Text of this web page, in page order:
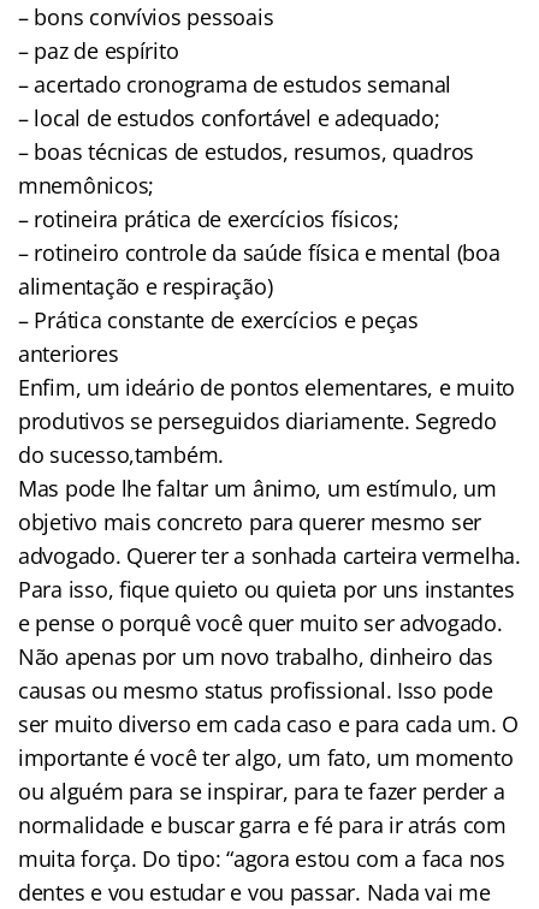
– bons convívios pessoais
– paz de espírito
– acertado cronograma de estudos semanal
– local de estudos confortável e adequado;
– boas técnicas de estudos, resumos, quadros
mnemônicos;
– rotineira prática de exercícios físicos;
– rotineiro controle da saúde física e mental (boa
alimentação e respiração)
– Prática constante de exercícios e peças
anteriores
Enfim, um ideário de pontos elementares, e muito
produtivos se perseguidos diariamente. Segredo
do sucesso,também.
Mas pode lhe faltar um ânimo, um estímulo, um
objetivo mais concreto para querer mesmo ser
advogado. Querer ter a sonhada carteira vermelha.
Para isso, fique quieto ou quieta por uns instantes
e pense o porquê você quer muito ser advogado.
Não apenas por um novo trabalho, dinheiro das
causas ou mesmo status profissional. Isso pode
ser muito diverso em cada caso e para cada um. O
importante é você ter algo, um fato, um momento
ou alguém para se inspirar, para te fazer perder a
normalidade e buscar garra e fé para ir atrás com
muita força. Do tipo: “agora estou com a faca nos
dentes e vou estudar e vou passar. Nada vai me